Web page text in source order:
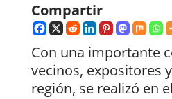
Compartir
Con una importante
vecinos, expositores
región, se realizó en